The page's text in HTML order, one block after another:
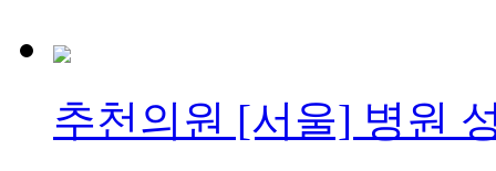
추천의원 [서울] 병원